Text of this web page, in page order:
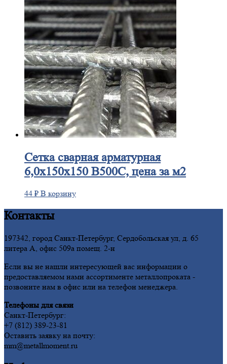
Сеткасварная арматурная
6,0х150х150 В500С, цена за м2
44 ₽ В корзину
Контакты
197342, город Санкт-Петербург, Сердобольская ул, д. 65
литера А, офис 509а помещ. 2-н
Если вы не нашли интересующей вас информации о
предоставляемом нами ассортименте металлопроката -
позвоните нам в офис или на телефон менеджера.
Телефоны для связи
Санкт-Петербург:
+7 (812) 389-23-81
Оставить заявку на почту:
mm@metallmoment.ru